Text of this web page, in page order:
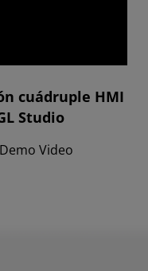
cuádruple HMI
Studio
Video